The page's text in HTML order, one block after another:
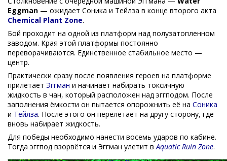
Eggman — ожидает Соника и Тейлза в конце второго акта
Chemical Plant Zone.
Бой проходит на одной из платформ над полузатопленном
заводом. Края этой платформы постоянно
переворачиваются. Единственное стабильное место —
центр.
Практически сразу после появления героев на платформе
прилетает Эггман и начинает набирать токсичную
жидкость в чан, который расположен над эггподом. После
заполнения ёмкости он пытается опорожнить её на Соника
и Тейлза. После этого он перелетает на другу сторону, где
вновь набирает жидкость.
Для победы необходимо нанести восемь ударов по кабине.
Тогда эггпод взорвётся и Эггман улетит вAquatic Ruin Zone.